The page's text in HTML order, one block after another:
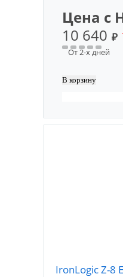
Цена с
10 640₽
От 2-х дней
IronLogic Z-8